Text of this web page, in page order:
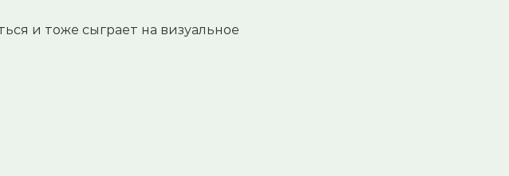
и тоже сыграет на визуальное